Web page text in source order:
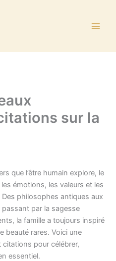
sur la
que l’être humain explore, le
émotions, les valeurs et les
philosophes antiques aux
par la sagesse
la famille a toujours inspiré
beauté rares. Voici une
pour célébrer,
essentiel.